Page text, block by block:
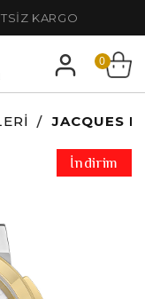
KARGO
0
JACQUES
İndirim